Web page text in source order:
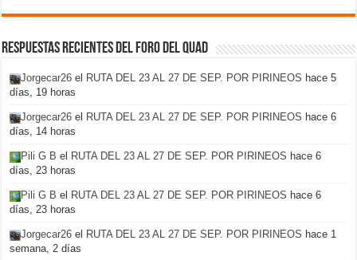
Respuestas recientes del foro del Quad
Jorgecar26 el RUTA DEL 23 AL 27 DE SEP. POR PIRINEOS hace 5
días, 19 horas
Jorgecar26 el RUTA DEL 23 AL 27 DE SEP. POR PIRINEOS hace 6
días, 14 horas
Pili G B el RUTA DEL 23 AL 27 DE SEP. POR PIRINEOS hace 6
días, 23 horas
Pili G B el RUTA DEL 23 AL 27 DE SEP. POR PIRINEOS hace 6
días, 23 horas
Jorgecar26 el RUTA DEL 23 AL 27 DE SEP. POR PIRINEOS hace 1
semana, 2 días